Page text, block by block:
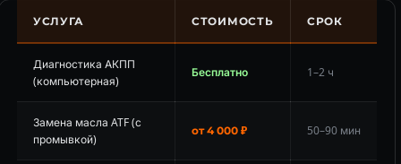
УСЛУГА СТОИМОСТЬ СРОК
Диагностика АКПП
(компьютерная)
Бесплатно 1–2 ч
Замена масла ATF (с
промывкой)
от 4 000 ₽ 50–90 мин